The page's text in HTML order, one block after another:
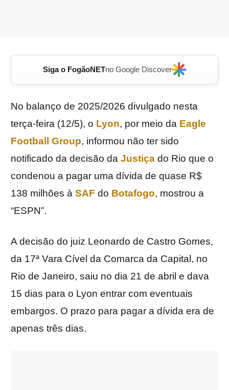
Siga o FogãoNETno Google Discover
No balanço de 2025/2026 divulgado nesta
terça-feira (12/5), o Lyon, por meio da Eagle
Football Group, informou não ter sido
notificado da decisão da Justiça do Rio que o
condenou a pagar uma dívida de quase R$
138 milhões à SAF do Botafogo, mostrou a
“ESPN”.
A decisão do juiz Leonardo de Castro Gomes,
da 17ª Vara Cível da Comarca da Capital, no
Rio de Janeiro, saiu no dia 21 de abril e dava
15 dias para o Lyon entrar com eventuais
embargos. O prazo para pagar a dívida era de
apenas três dias.